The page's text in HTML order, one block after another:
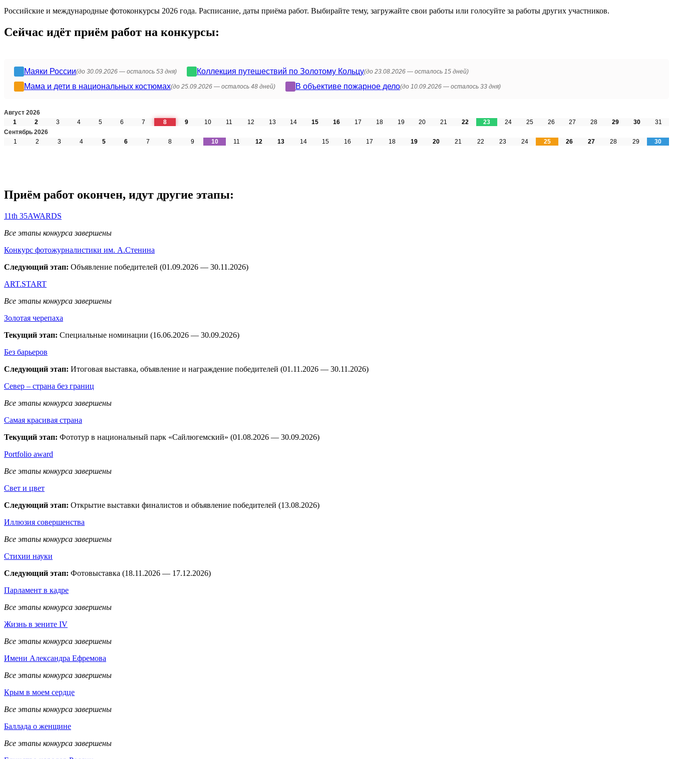
Российские и международные фотоконкурсы 2026 года. Расписание, даты приёма работ. Выбирайте тему, загружайте свои работы или голосуйте за работы других участников.
Сейчас идёт приём работ на конкурсы:
Маяки России(до 30.09.2026 — осталось 53 дня) Коллекция путешествий по Золотому Кольцу(до 23.08.2026 — осталось 15 дней)
Мама и дети в национальных костюмах(до 25.09.2026 — осталось 48 дней) В объективе пожарное дело(до 10.09.2026 — осталось 33 дня)
Август 2026
1
2 3 4 5 6 7 8 9 10 11 12 13 14 15 16 17 18 19 20 21 22 23 24 25 26 27 28 29 30
31
Сентябрь 2026
1
2 3 4 5 6 7 8 9 10 11 12 13 14 15 16 17 18 19 20 21 22 23 24 25 26 27 28 29 30
Приём работ окончен, идут другие этапы:
11th 35AWARDS
Все этапы конкурса завершены
Конкурс фотожурналистики им. А.Стенина
Следующий этап: Объявление победителей (01.09.2026 — 30.11.2026)
ART.START
Все этапы конкурса завершены
Золотая черепаха
Текущий этап: Специальные номинации (16.06.2026 — 30.09.2026)
Без барьеров
Следующий этап: Итоговая выставка, объявление и награждение победителей (01.11.2026 — 30.11.2026)
Север – страна без границ
Все этапы конкурса завершены
Самая красивая страна
Текущий этап: Фототур в национальный парк «Сайлюгемский» (01.08.2026 — 30.09.2026)
Рortfolio award
Все этапы конкурса завершены
Свет и цвет
Следующий этап: Открытие выставки финалистов и объявление победителей (13.08.2026)
Иллюзия совершенства
Все этапы конкурса завершены
Стихии науки
Следующий этап: Фотовыставка (18.11.2026 — 17.12.2026)
Парламент в кадре
Все этапы конкурса завершены
Жизнь в зените IV
Все этапы конкурса завершены
Имени Александра Ефремова
Все этапы конкурса завершены
Крым в моем сердце
Все этапы конкурса завершены
Баллада о женщине
Все этапы конкурса завершены